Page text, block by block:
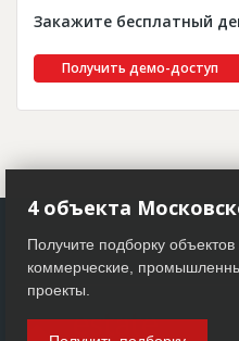
Закажите бесплатный
Получить демо-доступ
4 объекта
Получите подборку
коммерческие,
проекты.